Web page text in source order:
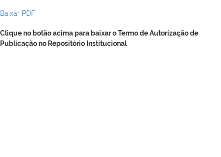
Baixar PDF
Clique no botão acima para baixar o Termo de Autorização de
Publicação no Repositório Institucional